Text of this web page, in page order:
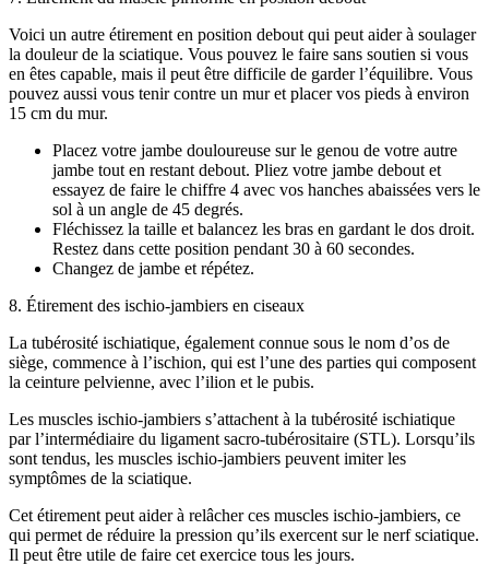
Voici un autre étirement en position debout qui peut aider à soulager
la douleur de la sciatique. Vous pouvez le faire sans soutien si vous
en êtes capable, mais il peut être difficile de garder l’équilibre. Vous
pouvez aussi vous tenir contre un mur et placer vos pieds à environ
15 cm du mur.
Placez votre jambe douloureuse sur le genou de votre autre
jambe tout en restant debout. Pliez votre jambe debout et
essayez de faire le chiffre 4 avec vos hanches abaissées vers le
sol à un angle de 45 degrés.
Fléchissez la taille et balancez les bras en gardant le dos droit.
Restez dans cette position pendant 30 à 60 secondes.
Changez de jambe et répétez.
8. Étirement des ischio-jambiers en ciseaux
La tubérosité ischiatique, également connue sous le nom d’os de
siège, commence à l’ischion, qui est l’une des parties qui composent
la ceinture pelvienne, avec l’ilion et le pubis.
Les muscles ischio-jambiers s’attachent à la tubérosité ischiatique
par l’intermédiaire du ligament sacro-tubérositaire (STL). Lorsqu’ils
sont tendus, les muscles ischio-jambiers peuvent imiter les
symptômes de la sciatique.
Cet étirement peut aider à relâcher ces muscles ischio-jambiers, ce
qui permet de réduire la pression qu’ils exercent sur le nerf sciatique.
Il peut être utile de faire cet exercice tous les jours.